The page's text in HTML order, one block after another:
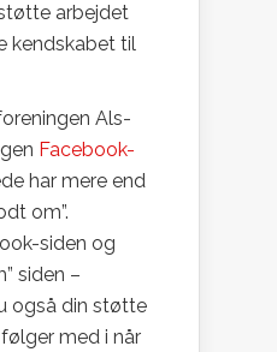
arbejdet
kendskabet til
Als-
Facebook-
har mere end
om”.
siden og
siden –
også din støtte
med i når